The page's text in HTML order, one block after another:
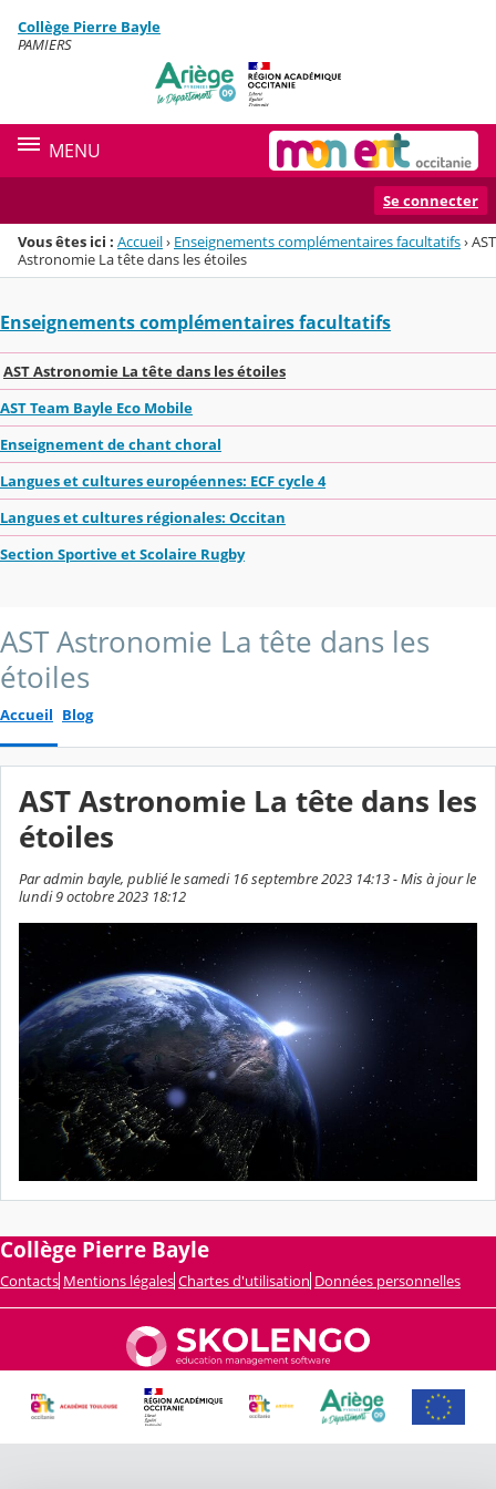
Menu de la rubrique
Contenu
Collège Pierre Bayle
PAMIERS
MENU
Se connecter
Vous êtes ici : Accueil› Enseignements complémentaires facultatifs›AST
Astronomie La tête dans les étoiles
Enseignements complémentaires facultatifs
AST Astronomie La tête dans les étoiles
AST Team Bayle Eco Mobile
Enseignement de chant choral
Langues et cultures européennes: ECF cycle 4
Langues et cultures régionales: Occitan
Section Sportive et Scolaire Rugby
AST Astronomie La tête dans les
étoiles
Accueil Blog
AST Astronomie La tête dans les
étoiles
Par admin bayle, publié le samedi 16 septembre 2023 14:13 - Mis à jour le
lundi 9 octobre 2023 18:12
Collège Pierre Bayle
Contacts Mentions légales Chartes d'utilisation Données personnelles